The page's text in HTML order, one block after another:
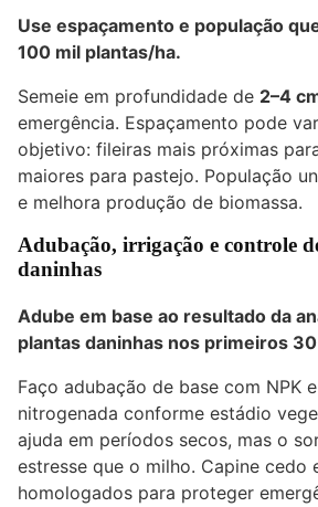
Use espaçamento e população
100 mil plantas/ha.
Semeie em profundidade de 2–4
emergência. Espaçamento pode
objetivo: fileiras mais próximas
maiores para pastejo. População
e melhora produção de biomassa.
Adubação, irrigação e controle
daninhas
Adube em base ao resultado da
plantas daninhas nos primeiros
Faço adubação de base com NPK
nitrogenada conforme estádio
ajuda em períodos secos, mas o
estresse que o milho. Capine cedo
homologados para proteger